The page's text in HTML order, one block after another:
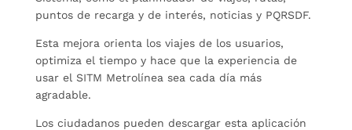
puntos de recarga y de interés, noticias y PQRSDF.
Esta mejora orienta los viajes de los usuarios,
optimiza el tiempo y hace que la experiencia de
usar el SITM Metrolínea sea cada día más
agradable.
Los ciudadanos pueden descargar esta aplicación